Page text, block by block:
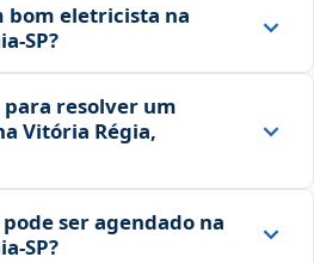
bom eletricista na
resolver um
Vitória Régia,
ser agendado na